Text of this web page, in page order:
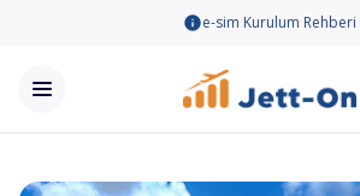
e-sim Kurulum Rehberi